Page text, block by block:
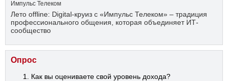
Импульс Телеком
Лето offline: Digital-круиз с «Импульс Телеком» – традиция
профессионального общения, которая объединяет ИТ-
сообщество
Опрос
Как вы оцениваете свой уровень дохода?